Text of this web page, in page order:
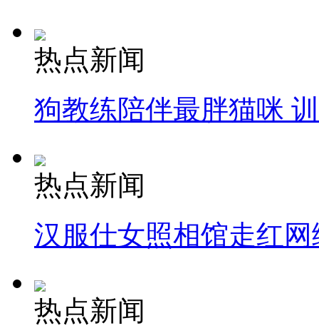
热点新闻
狗教练陪伴最胖猫咪
热点新闻
汉服仕女照相馆走红网
热点新闻